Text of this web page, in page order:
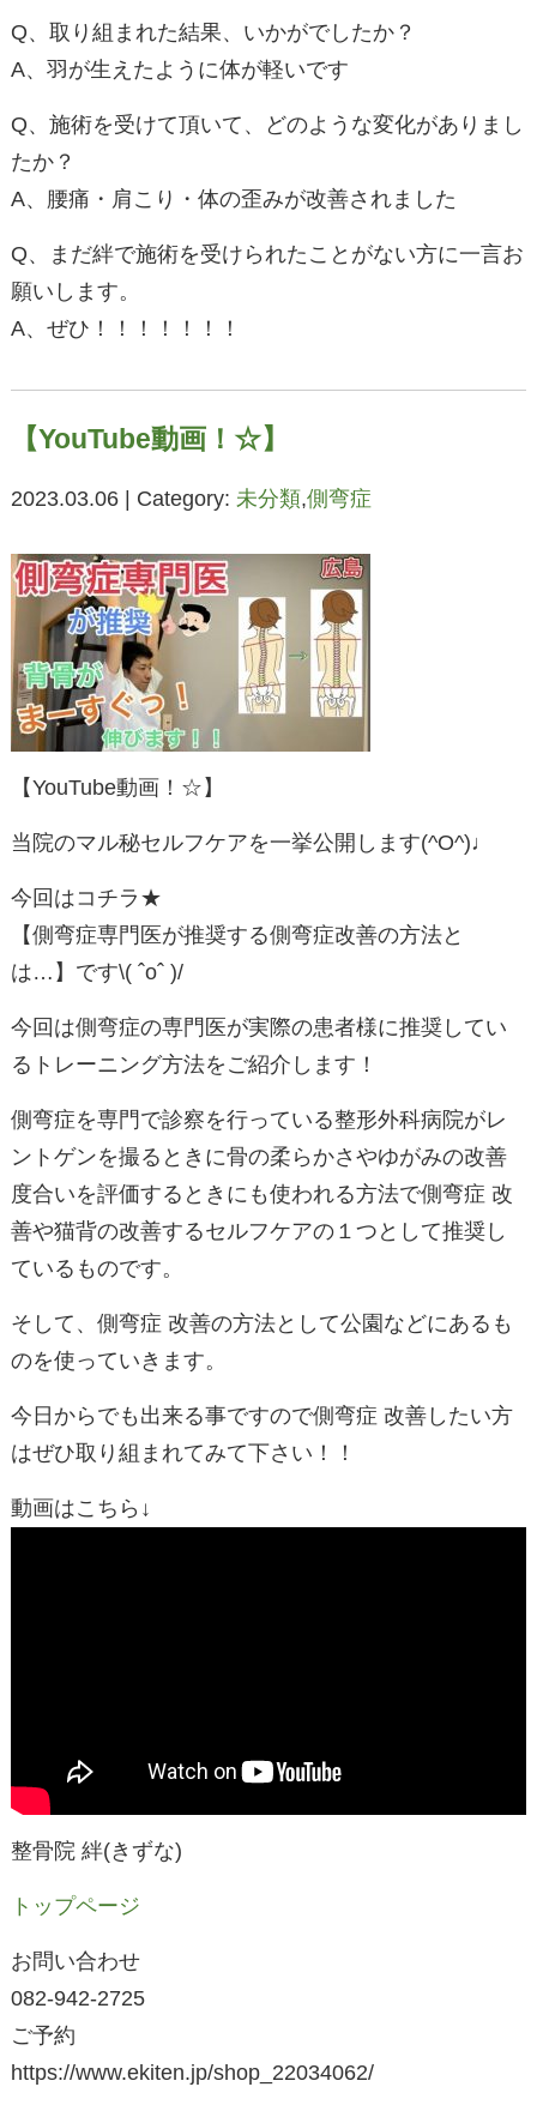
Q、取り組まれた結果、いかがでしたか？
A、羽が生えたように体が軽いです
Q、施術を受けて頂いて、どのような変化がありまし
たか？
A、腰痛・肩こり・体の歪みが改善されました
Q、まだ絆で施術を受けられたことがない方に一言お
願いします。
A、ぜひ！！！！！！！
【YouTube動画！☆】
2023.03.06 | Category: 未分類,側弯症
【YouTube動画！☆】
当院のマル秘セルフケアを一挙公開します(^O^)♩
今回はコチラ★
【側弯症専門医が推奨する側弯症改善の方法と
は…】です\( ˆoˆ )/
今回は側弯症の専門医が実際の患者様に推奨してい
るトレーニング方法をご紹介します！
側弯症を専門で診察を行っている整形外科病院がレ
ントゲンを撮るときに骨の柔らかさやゆがみの改善
度合いを評価するときにも使われる方法で側弯症 改
善や猫背の改善するセルフケアの１つとして推奨し
ているものです。
そして、側弯症 改善の方法として公園などにあるも
のを使っていきます。
今日からでも出来る事ですので側弯症 改善したい方
はぜひ取り組まれてみて下さい！！
動画はこちら↓
整骨院 絆(きずな)
トップページ
お問い合わせ
082-942-2725
ご予約
https://www.ekiten.jp/shop_22034062/